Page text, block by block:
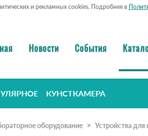
и рекламных cookies. Подробнее в
Новости События
КУНСТКАМЕРА
оборудование Устройства для